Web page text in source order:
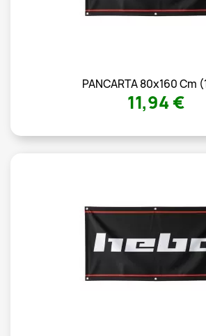
PANCARTA 80x160 Cm
11,94 €